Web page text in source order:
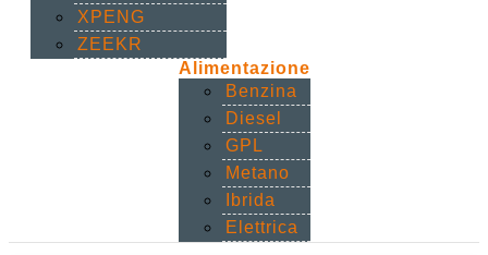
XPENG
ZEEKR
Alimentazione
Benzina
Diesel
GPL
Metano
Ibrida
Elettrica